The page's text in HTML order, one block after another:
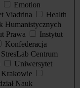
Emotion
Viadrina
Health
Humanistycznych
Prawa
Instytut
Konfederacja
StresLab Centrum
Uniwersytet
Krakowie
Nauk